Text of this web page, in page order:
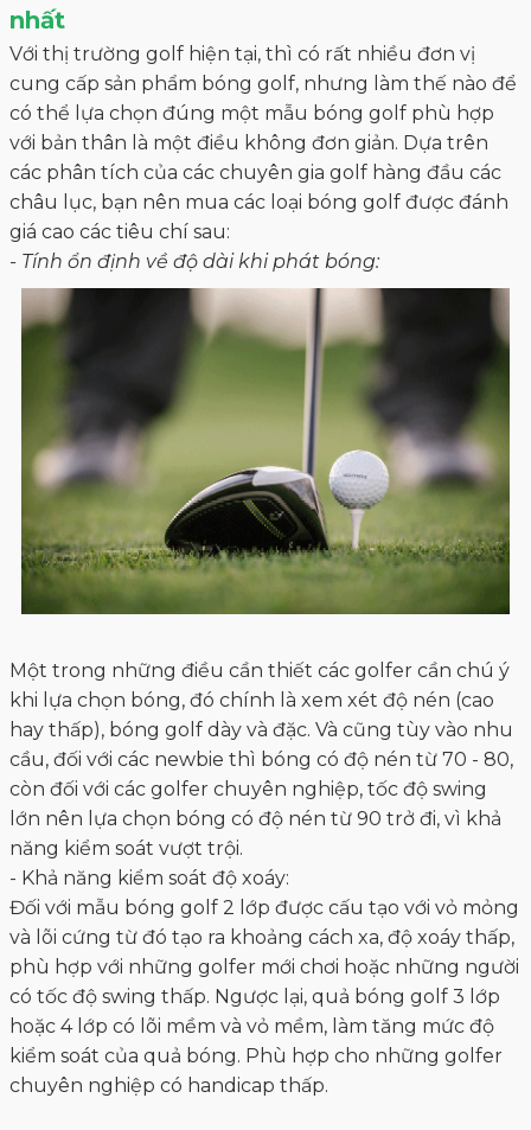
Một trong những điều cần thiết các golfer cần chú ý
khi lựa chọn bóng, đó chính là xem xét độ nén (cao
hay thấp), bóng golf dày và đặc. Và cũng tùy vào nhu
cầu, đối với các newbie thì bóng có độ nén từ 70 - 80,
còn đối với các golfer chuyên nghiệp, tốc độ swing
lớn nên lựa chọn bóng có độ nén từ 90 trở đi, vì khả
năng kiểm soát vượt trội.
- Khả năng kiểm soát độ xoáy:
và lõi cứng từ đó tạo ra khoảng cách xa, độ xoáy thấp,
phù hợp với những golfer mới chơi hoặc những người
có tốc độ swing thấp. Ngược lại, quả bóng golf 3 lớp
hoặc 4 lớp có lõi mềm và vỏ mềm, làm tăng mức độ
kiểm soát của quả bóng. Phù hợp cho những golfer
chuyên nghiệp có handicap thấp.
- Độ bền của bóng:
Cái này còn tùy thuộc vào người sử dụng, vì nếu bạn
sau quá trình chơi, bảo quản bóng tốt thì tuổi thọ
của bóng sẽ lâu hơn.
- Giá cả:
Giá cả là một trong những vấn đề quan trọng, những
quả bóng chất lượng không đồng nghĩa là bóng phải